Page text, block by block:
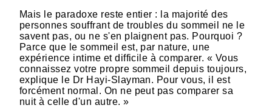
Mais le paradoxe reste entier : la majorité des
personnes souffrant de troubles du sommeil ne le
savent pas, ou ne s'en plaignent pas. Pourquoi ?
Parce que le sommeil est, par nature, une
expérience intime et difficile à comparer. « Vous
connaissez votre propre sommeil depuis toujours,
explique le Dr Hayi-Slayman. Pour vous, il est
forcément normal. On ne peut pas comparer sa
nuit à celle d'un autre. »